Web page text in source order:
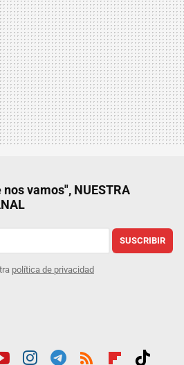
nos vamos", NUESTRA
SUSCRIBIR
política de privacidad